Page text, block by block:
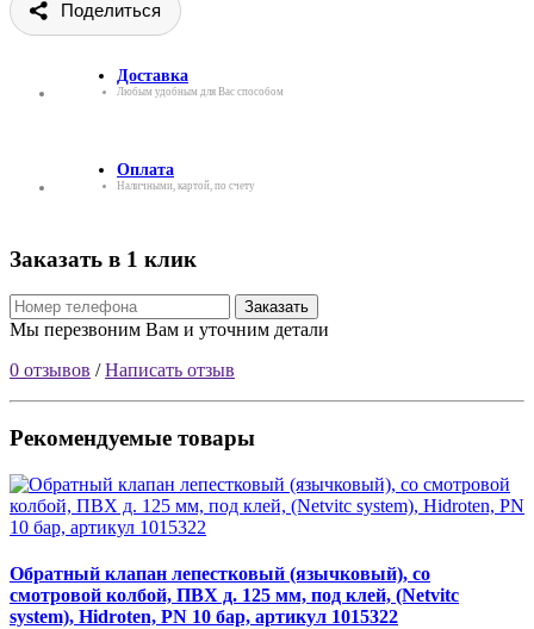
Поделиться
Доставка
Любым удобным для Вас способом
Оплата
Наличными, картой, по счету
Заказать в 1 клик
Заказать
Мы перезвоним Вам и уточним детали
0 отзывов /Написать отзыв
Рекомендуемые товары
Обратный клапан лепестковый (язычковый), со
смотровой колбой, ПВХ д. 125 мм, под клей, (Netvitc
system), Hidroten, PN 10 бар, артикул 1015322